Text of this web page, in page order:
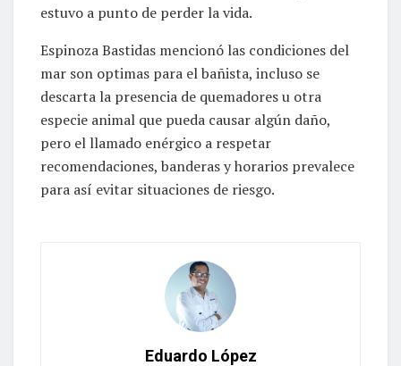
estuvo a punto de perder la vida.
Espinoza Bastidas mencionó las condiciones del
mar son optimas para el bañista, incluso se
descarta la presencia de quemadores u otra
especie animal que pueda causar algún daño,
pero el llamado enérgico a respetar
recomendaciones, banderas y horarios prevalece
para así evitar situaciones de riesgo.
Eduardo López